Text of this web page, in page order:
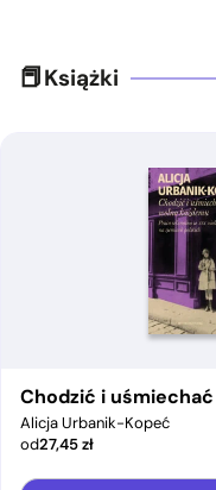
Książki
Chodzić i
Alicja Urbanik-Kopeć
od27,45zł